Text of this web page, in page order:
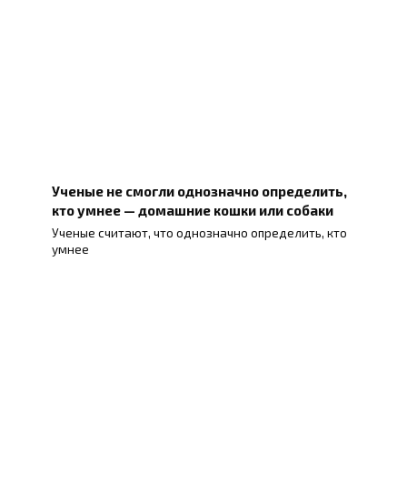
Ученые не смогли однозначно определить,
кто умнее — домашние кошки или собаки
Ученые считают, что однозначно определить, кто
умнее